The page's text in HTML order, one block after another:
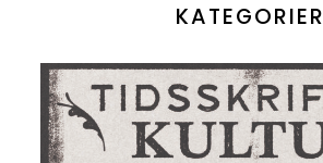
KATEGORIER